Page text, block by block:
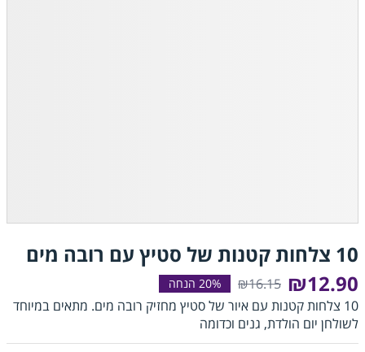
10 צלחות קטנות של סטיץ עם רובה מים
₪12.90
₪16.15
10 צלחות קטנות עם איור של סטיץ מחזיק רובה מים. מתאים במיוחד
לשולחן יום הולדת, גנים וכדומה